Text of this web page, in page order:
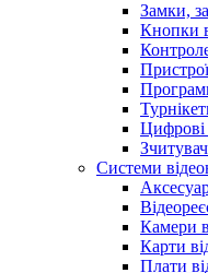
Замки,
Кнопки
Цифрові
Системи
Камери
Карти
Плати